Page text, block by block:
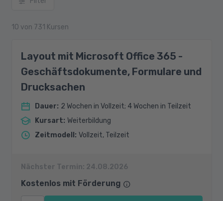
10 von 731 Kursen
Layout mit Microsoft Office 365 -
Geschäftsdokumente, Formulare und
Drucksachen
Dauer: 2 Wochen in Vollzeit; 4 Wochen in Teilzeit
Kursart: Weiterbildung
Zeitmodell : Vollzeit, Teilzeit
Nächster Termin: 24.08.2026
Kostenlos mit Förderung